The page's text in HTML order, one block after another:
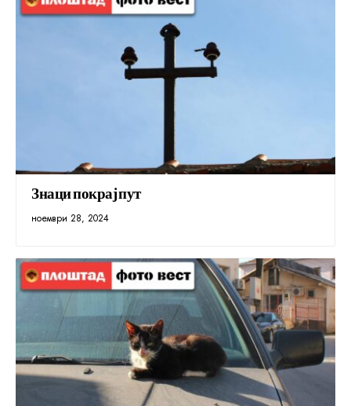
Знаци покрај пут
ноември 28, 2024